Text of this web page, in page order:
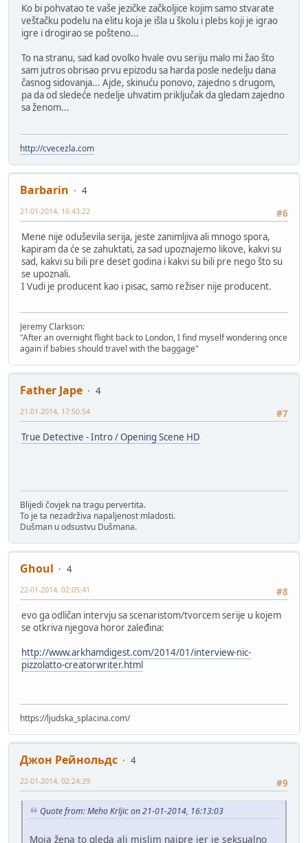
Ko bi pohvatao te vaše jezičke začkoljice kojim samo stvarate
veštačku podelu na elitu koja je išla u školu i plebs koji je igrao
igre i drogirao se pošteno...
To na stranu, sad kad ovolko hvale ovu seriju malo mi žao što
sam jutros obrisao prvu epizodu sa harda posle nedelju dana
časnog sidovanja... Ajde, skinuću ponovo, zajedno s drugom,
pa da od sledeće nedelje uhvatim priključak da gledam zajedno
sa ženom...
http://cvecezla.com
Barbarin
4
#6
21-01-2014, 16:43:22
Mene nije oduševila serija, jeste zanimljiva ali mnogo spora,
kapiram da će se zahuktati, za sad upoznajemo likove, kakvi su
sad, kakvi su bili pre deset godina i kakvi su bili pre nego što su
se upoznali.
I Vudi je producent kao i pisac, samo režiser nije producent.
Jeremy Clarkson:
"After an overnight flight back to London, I find myself wondering once
again if babies should travel with the baggage"
Father Jape
4
#7
21-01-2014, 17:50:54
True Detective - Intro / Opening Scene HD
Blijedi čovjek na tragu pervertita.
To je ta nezadrživa napaljenost mladosti.
Dušman u odsustvu Dušmana.
Ghoul
4
#8
22-01-2014, 02:05:41
evo ga odličan intervju sa scenaristom/tvorcem serije u kojem
se otkriva njegova horor zaleđina:
http://www.arkhamdigest.com/2014/01/interview-nic-
pizzolatto-creatorwriter.html
https://ljudska_splacina.com/
Джон Рейнольдс
4
#9
22-01-2014, 02:24:29
Quote from: Meho Krljic on 21-01-2014, 16:13:03
Moja žena to gleda ali mislim najpre jer je seksualno